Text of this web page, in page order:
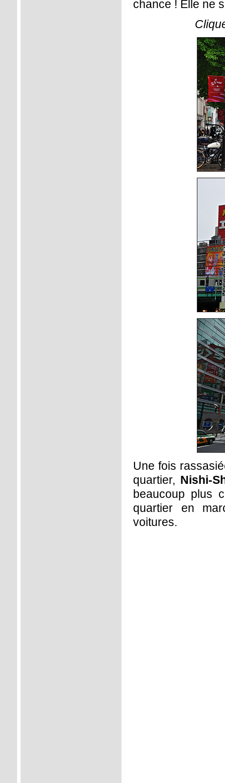
chance ! Elle ne
Une fois
quartier, Nishi-
beaucoup plus
quartier en
voitures.